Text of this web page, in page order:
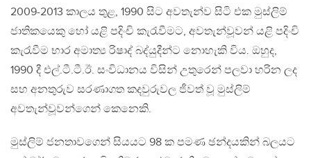
2009-2013 කාලය තුළ, 1990 සිට අවතැන්ව සිටි එක මුස්ලිම්
ජාතිකයෙකු හෝ යළි පදිංචි කැරැවීමට, අවතැන්වූවන් යළි පදිංචි
කැරැවීම භාර අමාත්‍ය රිෂාද් බද්යුදීන්ට නොහැකි විය. ඔහුද,
1990 දී එල්.ටී.ටී.ඊ. සංවිධානය විසින් උතුරෙන් පලවා හරින ලද
සහ අනතුරුව සරණාගත කදවුරුවල ජීවත් වූ මුස්ලිම්
අවතැන්වූවන්ගෙන් කෙනෙකි.
මුස්ලිම් ජනතාවගෙන් සියයට 98 ක පමණ ඡන්දයකින් බලයට